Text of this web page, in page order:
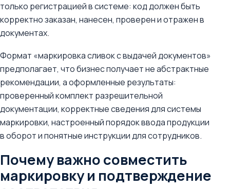
только регистрацией в системе: код должен быть
корректно заказан, нанесен, проверен и отражен в
документах.
Формат «маркировка сливок с выдачей документов»
предполагает, что бизнес получает не абстрактные
рекомендации, а оформленные результаты:
проверенный комплект разрешительной
документации, корректные сведения для системы
маркировки, настроенный порядок ввода продукции
в оборот и понятные инструкции для сотрудников.
Почему важно совместить
маркировку и подтверждение